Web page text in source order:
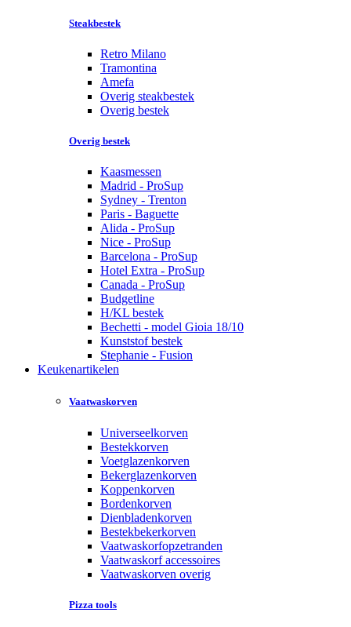
Steakbestek
Retro Milano
Tramontina
Amefa
Overig steakbestek
Overig bestek
Overig bestek
Kaasmessen
Madrid - ProSup
Sydney - Trenton
Paris - Baguette
Alida - ProSup
Nice - ProSup
Barcelona - ProSup
Hotel Extra - ProSup
Canada - ProSup
Budgetline
H/KL bestek
Bechetti - model Gioia 18/10
Kunststof bestek
Stephanie - Fusion
Keukenartikelen
Vaatwaskorven
Universeelkorven
Bestekkorven
Voetglazenkorven
Bekerglazenkorven
Koppenkorven
Bordenkorven
Dienbladenkorven
Bestekbekerkorven
Vaatwaskorfopzetranden
Vaatwaskorf accessoires
Vaatwaskorven overig
Pizza tools